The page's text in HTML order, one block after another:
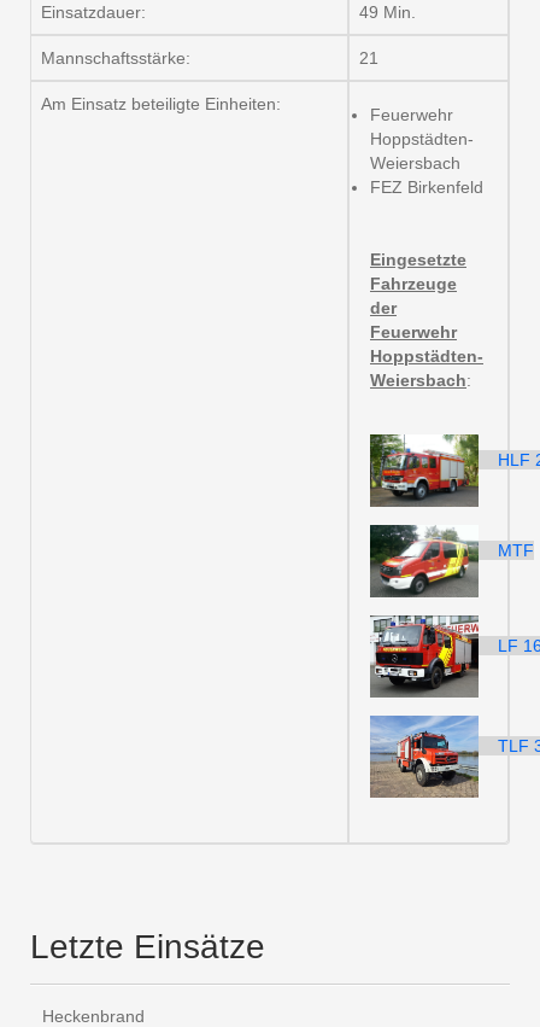
Einsatzdauer: 49 Min.
Mannschaftsstärke: 21
Am Einsatz beteiligte Einheiten:
Feuerwehr
Hoppstädten-
Weiersbach
FEZ Birkenfeld
Eingesetzte
Fahrzeuge
der
Feuerwehr
Hoppstädten-
Weiersbach:
HLF
MTF
LF
TLF
Letzte Einsätze
Heckenbrand